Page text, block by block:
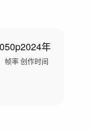
50p
帧率
2024年
创作时间